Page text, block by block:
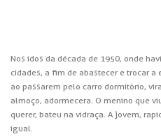
Nos idos da década de 1950, onde
cidades, a fim de abastecer e trocar
ao passarem pelo carro dormitório,
almoço, adormecera. O menino que
querer, bateu na vidraça. A jovem,
igual.